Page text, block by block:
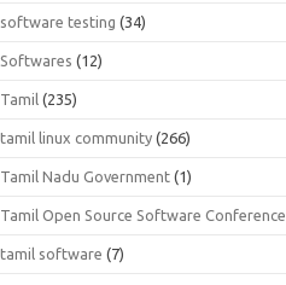
software testing (34)
Softwares (12)
Tamil (235)
tamil linux community (266)
Tamil Nadu Government (1)
Tamil Open Source Software Conference
tamil software (7)